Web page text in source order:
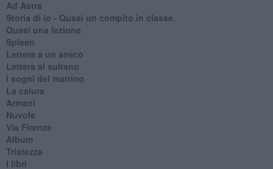
Ad Astra
Storia di io - Quasi un compito in classe
Quasi una lezione
Spleen
Lettera a un amico
Lettera al sultano
I sogni del mattino
La calura
Armani
Nuvole
Via Firenze
Album
Tristezza
I libri